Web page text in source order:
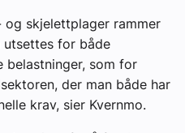
skjelettplager rammer
utsettes for både
belastninger, som for
der man både har
krav, sier Kvernmo.